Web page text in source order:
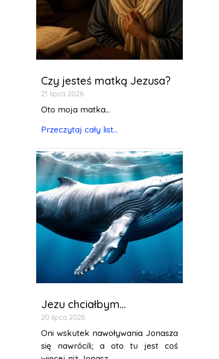
Czy jesteś matką Jezusa?
21 lipca 2026
Oto moja matka...
Przeczytaj cały list...
Jezu chciałbym…
20 lipca 2026
Oni wskutek nawoływania Jonasza
się nawrócili; a oto tu jest coś